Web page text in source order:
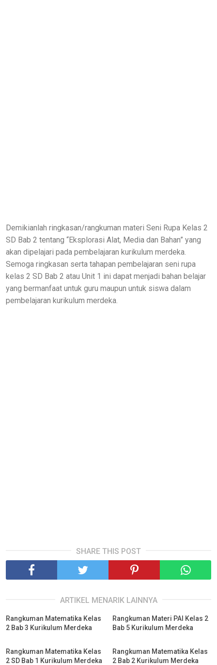
Demikianlah ringkasan/rangkuman materi Seni Rupa Kelas 2
SD Bab 2 tentang “Eksplorasi Alat, Media dan Bahan” yang
akan dipelajari pada pembelajaran kurikulum merdeka.
Semoga ringkasan serta tahapan pembelajaran seni rupa
kelas 2 SD Bab 2 atau Unit 1 ini dapat menjadi bahan belajar
yang bermanfaat untuk guru maupun untuk siswa dalam
pembelajaran kurikulum merdeka.
SHARE THIS POST
ARTIKEL MENARIK LAINNYA
Rangkuman Matematika Kelas
2 Bab 3 Kurikulum Merdeka
Rangkuman Materi PAI Kelas 2
Bab 5 Kurikulum Merdeka
Rangkuman Matematika Kelas
2 SD Bab 1 Kurikulum Merdeka
Rangkuman Matematika Kelas
2 Bab 2 Kurikulum Merdeka